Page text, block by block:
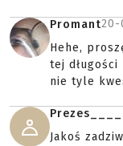
Promant20-
Hehe,
tej
nie tyle
Prezes_____
Jakoś